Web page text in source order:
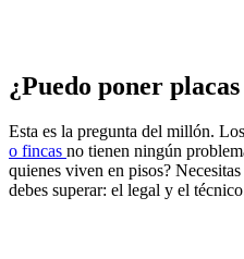
¿Puedo poner
Esta es la pregunta del millón.
o fincas no tienen ningún
quienes viven en pisos?
debes superar: el legal y el